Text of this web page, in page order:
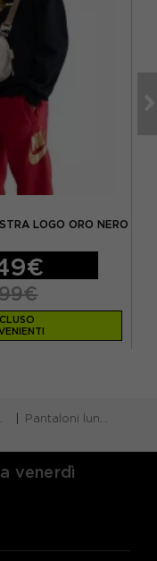
LOGO ORO NERO
Pantaloni lunghi palestra
venerdì